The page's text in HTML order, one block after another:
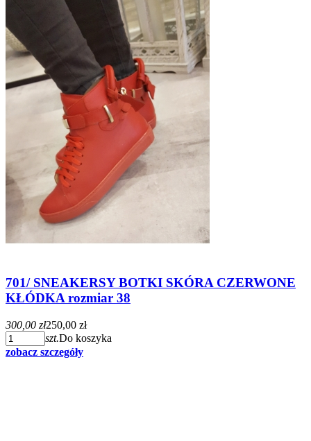
701/ SNEAKERSY BOTKI SKÓRA CZERWONE
KŁÓDKA rozmiar 38
300,00 zł250,00 zł
szt.Do koszyka
zobacz szczegóły